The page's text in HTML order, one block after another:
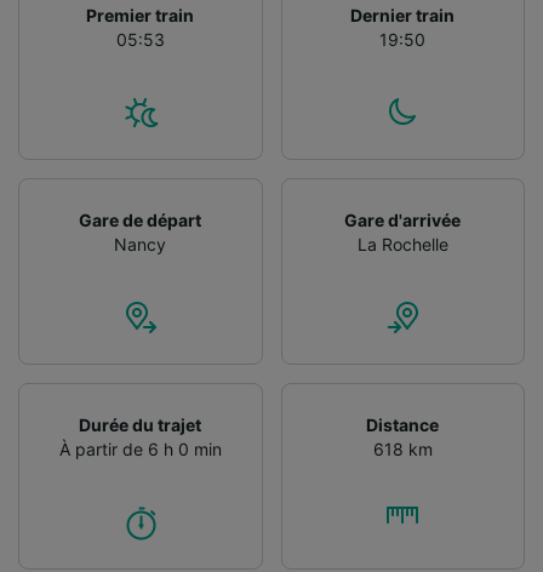
Premier train
05:53
Dernier train
19:50
Gare de départ
Nancy
Gare d'arrivée
La Rochelle
Durée du trajet
À partir de 6 h 0 min
Distance
618 km